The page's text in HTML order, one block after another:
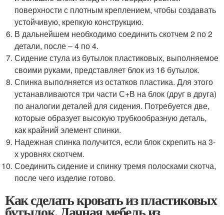
поверхности с плотным креплением, чтобы создавать
устойчивую, крепкую конструкцию.
В дальнейшем необходимо соединить скотчем 2 по 2
детали, после – 4 по 4.
Сидение стула из бутылок пластиковых, выполняемое
своими руками, представляет блок из 16 бутылок.
Спинка выполняется из остатков пластика. Для этого
устанавливаются три части С+В на блок (друг в друга)
по аналогии деталей для сидения. Потребуется две,
которые образует высокую трубкообразную деталь,
как крайний элемент спинки.
Надежная спинка получится, если блок скрепить на 3-
х уровнях скотчем.
Соединить сидение и спинку тремя полосками скотча,
после чего изделие готово.
Как сделать кровать из пластиковых